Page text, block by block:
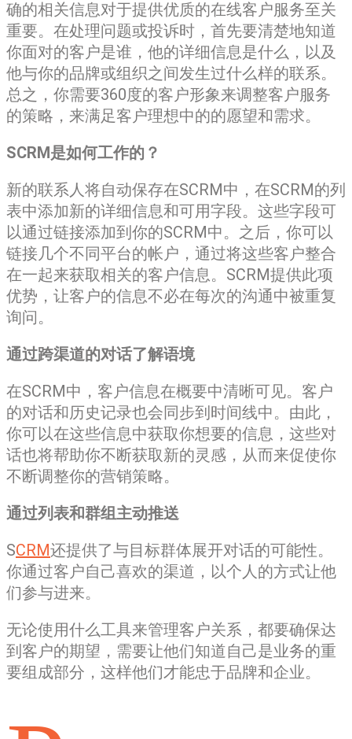
确的相关信息对于提供优质的在线客户服务至关
重要。在处理问题或投诉时，首先要清楚地知道
你面对的客户是谁，他的详细信息是什么，以及
他与你的品牌或组织之间发生过什么样的联系。
总之，你需要360度的客户形象来调整客户服务
的策略，来满足客户理想中的的愿望和需求。
SCRM是如何工作的？
新的联系人将自动保存在SCRM中，在SCRM的列
表中添加新的详细信息和可用字段。这些字段可
以通过链接添加到你的SCRM中。之后，你可以
链接几个不同平台的帐户，通过将这些客户整合
在一起来获取相关的客户信息。SCRM提供此项
优势，让客户的信息不必在每次的沟通中被重复
询问。
通过跨渠道的对话了解语境
在SCRM中，客户信息在概要中清晰可见。客户
的对话和历史记录也会同步到时间线中。由此，
你可以在这些信息中获取你想要的信息，这些对
话也将帮助你不断获取新的灵感，从而来促使你
不断调整你的营销策略。
通过列表和群组主动推送
SCRM还提供了与目标群体展开对话的可能性。
你通过客户自己喜欢的渠道，以个人的方式让他
们参与进来。
无论使用什么工具来管理客户关系，都要确保达
到客户的期望，需要让他们知道自己是业务的重
要组成部分，这样他们才能忠于品牌和企业。